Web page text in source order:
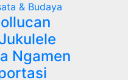
& Budaya
Ngamen